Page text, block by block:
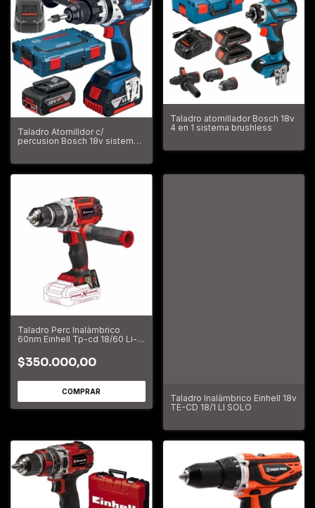
Taladro Atornilldor c/
percusion Bosch 18v sistema
Taladro atornillador Bosch 18v
4 en 1 sistema brushless
Taladro Perc Inalàmbrico
60nm Einhell Tp-cd 18/60 Li-i
$350.000,00
Taladro Inalàmbrico Einhell 18v
TE-CD 18/1 LI SOLO